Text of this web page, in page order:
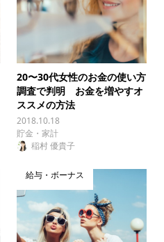
20〜30代女性のお金の使い方
調査で判明 お金を増やすオ
ススメの方法
2018.10.18
貯金・家計
稲村 優貴子
給与・ボーナス